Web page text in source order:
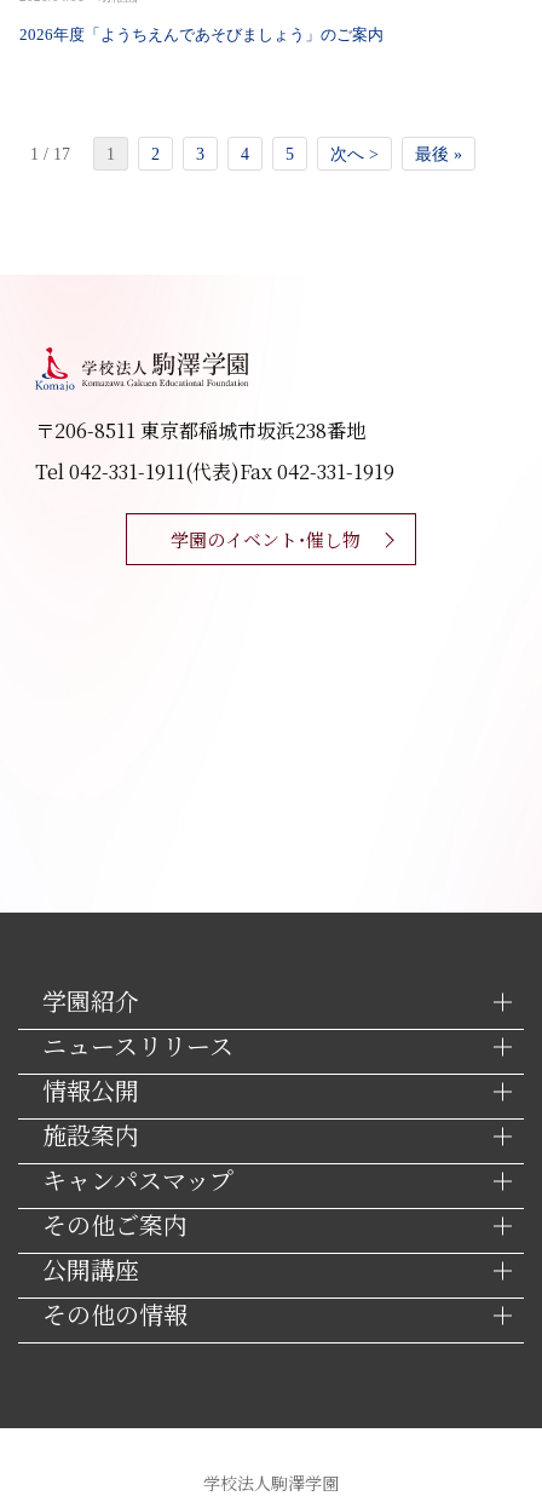
2026年度「ようちえんであそびましょう」のご案内
1 / 17 1 2 3 4 5 次へ > 最後 »
〒206-8511 東京都稲城市坂浜238番地
Tel 042-331-1911(代表)Fax 042-331-1919
学園のイベント・催し物
学園紹介
ニュースリリース
情報公開
施設案内
キャンパスマップ
その他ご案内
公開講座
その他の情報
学校法人駒澤学園